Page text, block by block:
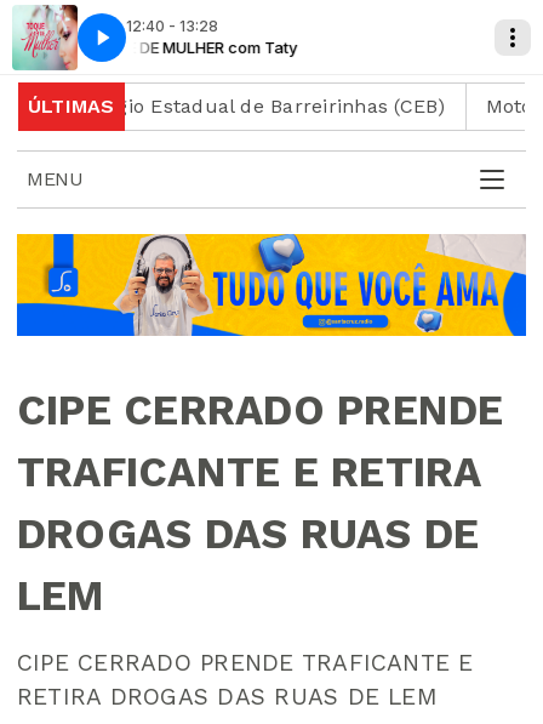
12:40 - 13:28
TOQUE DE MULHER com Taty TOQUE
ÚLTIMASEstadual de Barreirinhas (CEB) Motociclista
MENU
CIPE CERRADO PRENDE
TRAFICANTE E RETIRA
DROGAS DAS RUAS DE
LEM
CIPE CERRADO PRENDE TRAFICANTE E
RETIRA DROGAS DAS RUAS DE LEM